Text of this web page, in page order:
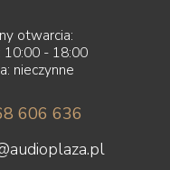
otwarcia:
10:00 - 18:00
nieczynne
606 636